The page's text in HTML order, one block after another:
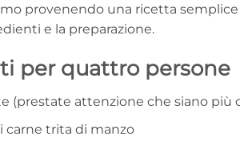
provenendo una ricetta
e la preparazione.
per quattro persone
(prestate attenzione che siano più
carne trita di manzo